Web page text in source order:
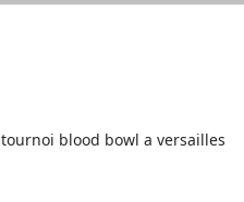
tournoi blood bowl a versailles